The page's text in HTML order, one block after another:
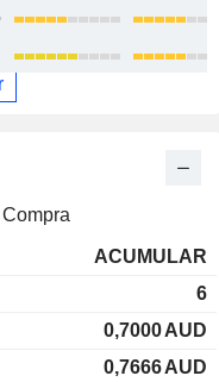
Compra
ACUMULAR
6
0,7000AUD
0,7666AUD